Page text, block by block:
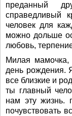
преданный
справедливый
человек для
можно дольше
любовь,
Милая
день рождения.
все близкие и
ты главный
нам эту жизнь.
почувствовать